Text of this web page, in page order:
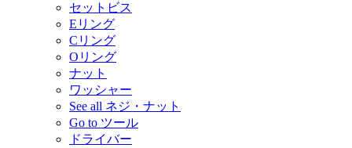
セットビス
Eリング
Cリング
Oリング
ナット
ワッシャー
See all ネジ・ナット
Go to ツール
ドライバー